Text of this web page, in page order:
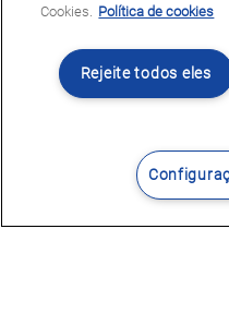
Contacte-nos
Cookies. Política de cookies
Rejeite todos eles